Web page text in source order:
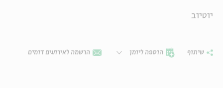
יוטיוב
שיתוף הוספה ליומן הרשמה לאירועים דומים